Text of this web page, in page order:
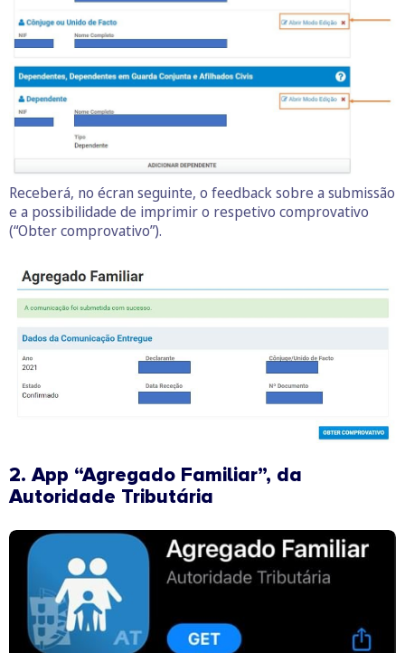
Receberá, no écran seguinte, o feedback sobre a submissão
e a possibilidade de imprimir o respetivo comprovativo
(“Obter comprovativo”).
2. App “Agregado Familiar”, da
Autoridade Tributária